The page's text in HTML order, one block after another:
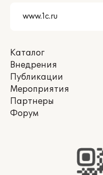
Каталог
Внедрения
Публикации
Мероприятия
Партнеры
Форум